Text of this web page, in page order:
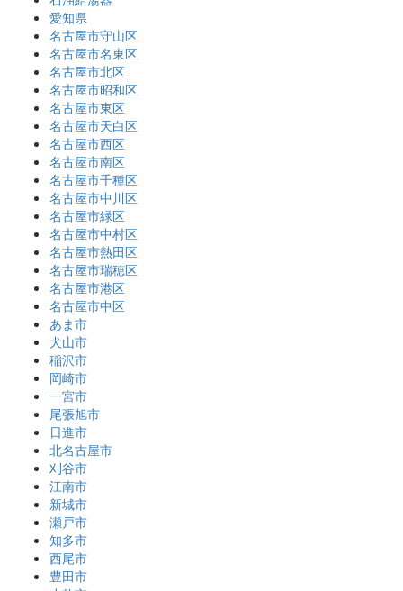
愛知県
名古屋市守山区
名古屋市名東区
名古屋市北区
名古屋市昭和区
名古屋市東区
名古屋市天白区
名古屋市西区
名古屋市南区
名古屋市千種区
名古屋市中川区
名古屋市緑区
名古屋市中村区
名古屋市熱田区
名古屋市瑞穂区
名古屋市港区
名古屋市中区
あま市
犬山市
稲沢市
岡崎市
一宮市
尾張旭市
日進市
北名古屋市
刈谷市
江南市
新城市
瀬戸市
知多市
西尾市
豊田市